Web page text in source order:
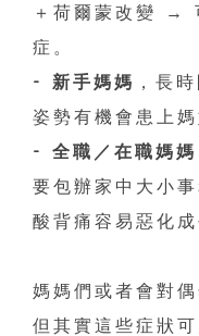
＋荷爾蒙改變 →
症。
- 新手媽媽 ，長
姿勢有機會患上媽
- 全職／在職媽媽
要包辦家中大小
酸背痛容易惡化成
媽媽們或者會對
但其實這些症狀